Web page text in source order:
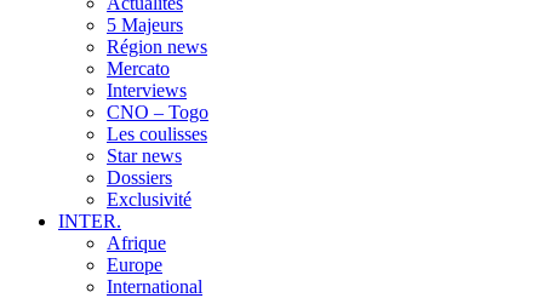
5 Majeurs
Région news
Mercato
Interviews
CNO – Togo
Les coulisses
Star news
Dossiers
Exclusivité
INTER.
Afrique
Europe
International